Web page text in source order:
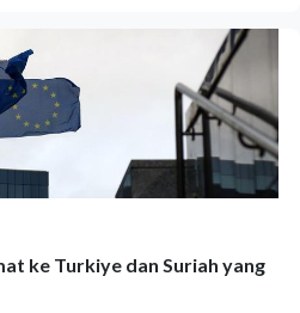
ke Turkiye dan Suriah yang